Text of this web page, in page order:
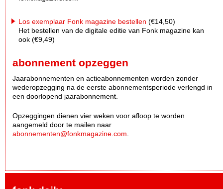
Los exemplaar Fonk magazine bestellen (€14,50)
Het bestellen van de digitale editie van Fonk magazine kan
ook (€9,49)
abonnement opzeggen
Jaarabonnementen en actieabonnementen worden zonder
wederopzegging na de eerste abonnementsperiode verlengd in
een doorlopend jaarabonnement.
Opzeggingen dienen vier weken voor afloop te worden
aangemeld door te mailen naar
abonnementen@fonkmagazine.com